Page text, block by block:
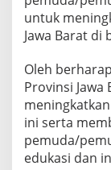
untuk
Jawa Barat di
Oleh
Provinsi
ini serta
pemuda/
edukasi dan